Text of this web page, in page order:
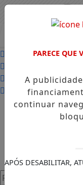
Pesquisar Notícia
PARECE QUE
A
continuar
APÓS DESABILITAR,